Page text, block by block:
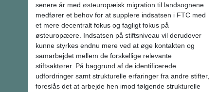
senere år med østeuropæisk migration til landsognene
medfører et behov for at supplere indsatsen i FTC med
et mere decentralt fokus og fagligt fokus på
østeuropæere. Indsatsen på stiftsniveau vil derudover
kunne styrkes endnu mere ved at øge kontakten og
samarbejdet mellem de forskellige relevante
stiftsaktører. På baggrund af de identificerede
udfordringer samt strukturelle erfaringer fra andre stifter,
foreslås det at arbejde hen imod følgende strukturelle